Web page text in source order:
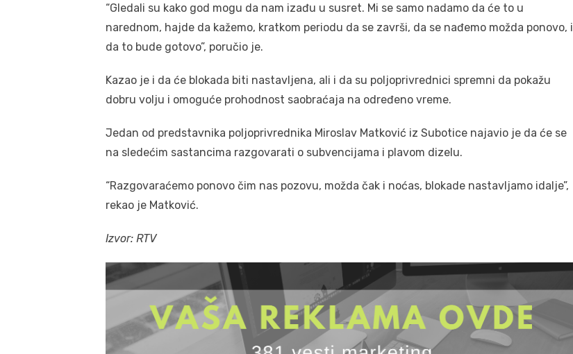
“Gledali su kako god mogu da nam izađu u susret. Mi se samo nadamo da će to u
narednom, hajde da kažemo, kratkom periodu da se završi, da se nađemo možda ponovo, i
da to bude gotovo”, poručio je.
Kazao je i da će blokada biti nastavljena, ali i da su poljoprivrednici spremni da pokažu
dobru volju i omoguće prohodnost saobraćaja na određeno vreme.
Jedan od predstavnika poljoprivrednika Miroslav Matković iz Subotice najavio je da će se
na sledećim sastancima razgovarati o subvencijama i plavom dizelu.
“Razgovaraćemo ponovo čim nas pozovu, možda čak i noćas, blokade nastavljamo idalje”,
rekao je Matković.
Izvor: RTV